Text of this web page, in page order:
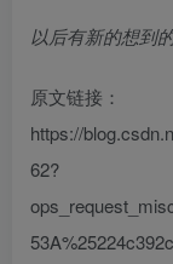
以后有新的想到
原文链接：
https://
62?